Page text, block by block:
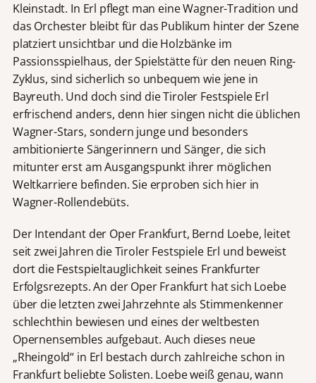
Kleinstadt. In Erl pflegt man eine Wagner-Tradition und
das Orchester bleibt für das Publikum hinter der Szene
platziert unsichtbar und die Holzbänke im
Passionsspielhaus, der Spielstätte für den neuen Ring-
Zyklus, sind sicherlich so unbequem wie jene in
Bayreuth. Und doch sind die Tiroler Festspiele Erl
erfrischend anders, denn hier singen nicht die üblichen
Wagner-Stars, sondern junge und besonders
ambitionierte Sängerinnern und Sänger, die sich
mitunter erst am Ausgangspunkt ihrer möglichen
Weltkarriere befinden. Sie erproben sich hier in
Wagner-Rollendebüts.
Der Intendant der Oper Frankfurt, Bernd Loebe, leitet
seit zwei Jahren die Tiroler Festspiele Erl und beweist
dort die Festspieltauglichkeit seines Frankfurter
Erfolgsrezepts. An der Oper Frankfurt hat sich Loebe
über die letzten zwei Jahrzehnte als Stimmenkenner
schlechthin bewiesen und eines der weltbesten
Opernensembles aufgebaut. Auch dieses neue
„Rheingold“ in Erl bestach durch zahlreiche schon in
Frankfurt beliebte Solisten. Loebe weiß genau, wann